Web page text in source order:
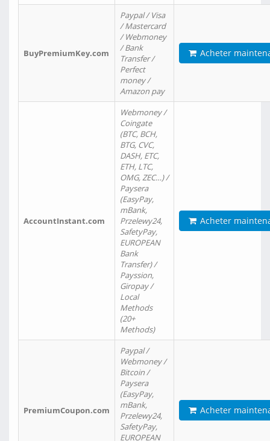
BuyPremiumKey.com
Paypal / Visa
/ Mastercard
/ Webmoney
/ Bank
Transfer /
Perfect
money /
Amazon pay
Acheter
AccountInstant.com
Webmoney /
Coingate
(BTC, BCH,
BTG, CVC,
DASH, ETC,
ETH, LTC,
OMG, ZEC…) /
Paysera
(EasyPay,
mBank,
Przelewy24,
SafetyPay,
EUROPEAN
Bank
Transfer) /
Payssion,
Giropay /
Local
Methods
(20+
Methods)
Acheter
PremiumCoupon.com
Paypal /
Webmoney /
Bitcoin /
Paysera
(EasyPay,
mBank,
Przelewy24,
SafetyPay,
EUROPEAN
Acheter